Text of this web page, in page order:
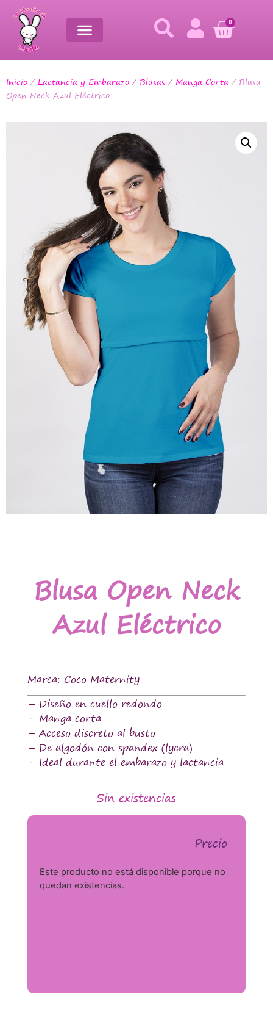
0
Inicio / Lactancia y Embarazo / Blusas / Manga Corta / Blusa
Open Neck Azul Eléctrico
Blusa Open Neck
Azul Eléctrico
Marca: Coco Maternity
– Diseño en cuello redondo
– Manga corta
– Acceso discreto al busto
– De algodón con spandex (lycra)
– Ideal durante el embarazo y lactancia
Sin existencias
Precio
Este producto no está disponible porque no
quedan existencias.